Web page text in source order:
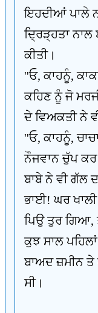
ਇਹਦੀਆਂ ਪਾਲੇ
ਦ੍ਰਿੜ੍ਹਤਾ
ਕੀਤੀ।
''ਓ, ਕਾਹਨੂੰ,
ਕਹਿਣ ਨੂੰ ਜੋ
ਦੇ ਵਿਅਕਤੀ ਨੇ
''ਓ, ਕਾਹਨੂੰ,
ਨੌਜਵਾਨ ਚੁੱਪ
ਬਾਬੇ ਨੇ ਵੀ ਗੱਲ
ਭਾਈ! ਘਰ
ਪਿਉ ਤੁਰ
ਕੁਝ ਸਾਲ
ਬਾਅਦ ਜ਼ਮੀਨ ਤੇ
ਸੀ।